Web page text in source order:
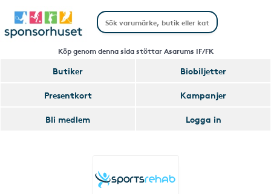
Köp genom denna sida stöttar Asarums IF/FK
Butiker
Biobiljetter
Presentkort
Kampanjer
Bli medlem
Logga in